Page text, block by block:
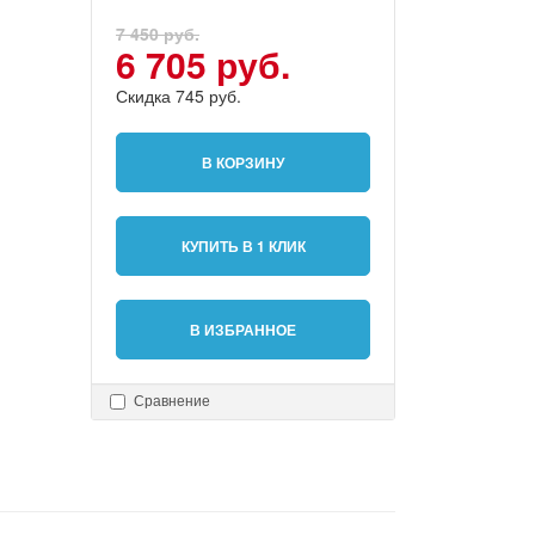
7 450 руб.
6 705 руб.
Скидка 745 руб.
В КОРЗИНУ
КУПИТЬ В 1 КЛИК
В ИЗБРАННОЕ
Сравнение